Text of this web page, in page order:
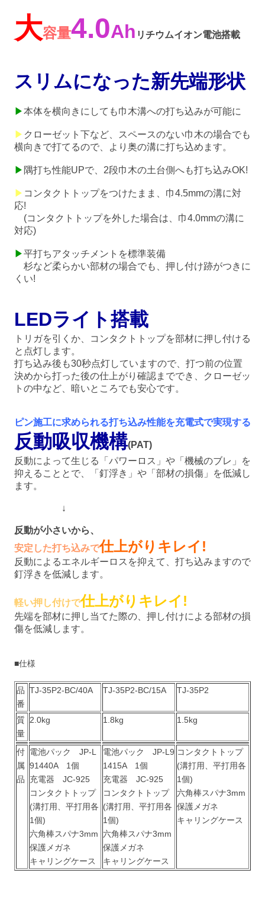
大容量4.0Ah リチウムイオン電池搭載
スリムになった新先端形状
▶本体を横向きにしても巾木溝への打ち込みが可能に
▶ クローゼット下など、スペースのない巾木の場合でも
横向きで打てるので、より奥の溝に打ち込めます。
▶ 隅打ち性能UPで、2段巾木の土台側へも打ち込みOK!
▶ コンタクトトップをつけたまま、巾4.5mmの溝に対
応!
(コンタクトトップを外した場合は、巾4.0mmの溝に
対応)
▶平打ちアタッチメントを標準装備
杉など柔らかい部材の場合でも、押し付け跡がつきに
くい!
LEDライト搭載
トリガを引くか、コンタクトトップを部材に押し付ける
と点灯します。
打ち込み後も30秒点灯していますので、打つ前の位置
決めから打った後の仕上がり確認まででき、クローゼッ
トの中など、暗いところでも安心です。
ピン施工に求められる打ち込み性能を充電式で実現する
反動吸収機構(PAT)
反動によって生じる「パワーロス」や「機械のブレ」を
抑えることとで、「釘浮き」や「部材の損傷」を低減し
ます。
↓
反動が小さいから、
安定した打ち込みで仕上がりキレイ!
反動によるエネルギーロスを抑えて、打ち込みますので
釘浮きを低減します。
軽い押し付けで仕上がりキレイ!
先端を部材に押し当てた際の、押し付けによる部材の損
傷を低減します。
■仕様
品
番
TJ-35P2-BC/40A TJ-35P2-BC/15A TJ-35P2
質
量
2.0kg 1.8kg 1.5kg
付
属
品
電池パック JP-L
91440A 1個
充電器 JC-925
コンタクトトップ
(溝打用、平打用各
1個)
六角棒スパナ3mm
保護メガネ
キャリングケース
電池パック JP-L9
1415A 1個
充電器 JC-925
コンタクトトップ
(溝打用、平打用各
1個)
六角棒スパナ3mm
保護メガネ
キャリングケース
コンタクトトップ
(溝打用、平打用各
1個)
六角棒スパナ3mm
保護メガネ
キャリングケース